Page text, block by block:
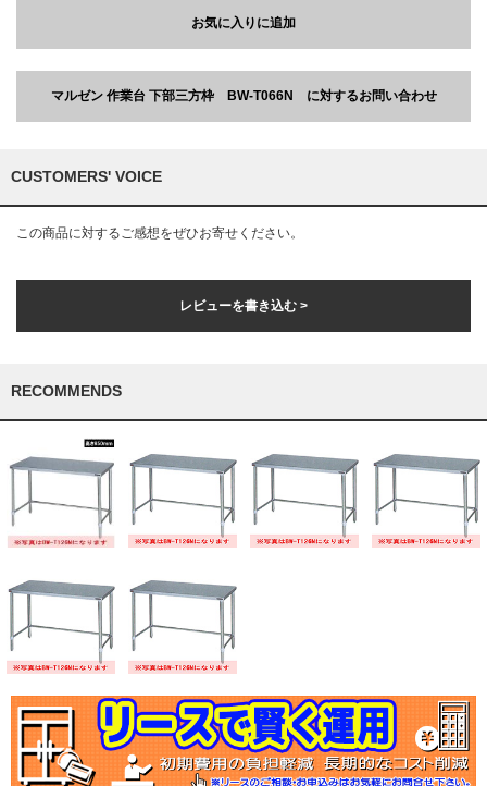
お気に入りに追加
マルゼン 作業台 下部三方枠 BW-T066N に対するお問い合わせ
CUSTOMERS' VOICE
この商品に対するご感想をぜひお寄せください。
レビューを書き込む >
RECOMMENDS